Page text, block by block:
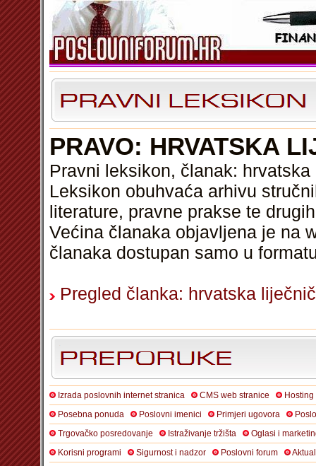
PRAVO: HRVATSKA
Pravni leksikon, članak:
Leksikon obuhvaća arhivu
literature, pravne prakse te
Većina članaka objavljena je na
članaka dostupan samo u
Pregled članka: hrvatska
Izrada poslovnih internet stranica CMS web stranice
Posebna ponuda
Poslovni imenici Primjeri ugovora
Trgovačko posredovanje
Istraživanje tržišta
Oglasi i
Korisni programi
Sigurnost i nadzor Poslovni forum